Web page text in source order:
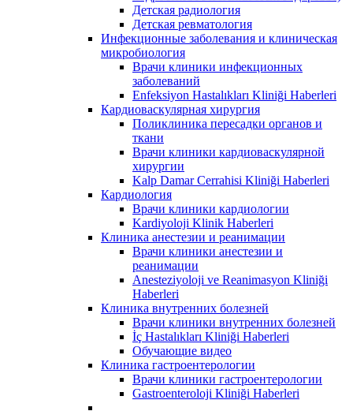
Детская радиология
Детская ревматология
Инфекционные заболевания и клиническая
микробиология
Врачи клиники инфекционных
заболеваний
Enfeksiyon Hastalıkları Kliniği Haberleri
Кардиоваскулярная хирургия
Поликлиника пересадки органов и
ткани
Врачи клиники кардиоваскулярной
хирургии
Kalp Damar Cerrahisi Kliniği Haberleri
Кардиология
Врачи клиники кардиологии
Kardiyoloji Klinik Haberleri
Клиника анестезии и реанимации
Врачи клиники анестезии и
реанимации
Anesteziyoloji ve Reanimasyon Kliniği
Haberleri
Клиника внутренних болезней
Врачи клиники внутренних болезней
İç Hastalıkları Kliniği Haberleri
Обучающие видео
Клиника гастроентерологии
Врачи клиники гастроентерологии
Gastroenteroloji Kliniği Haberleri